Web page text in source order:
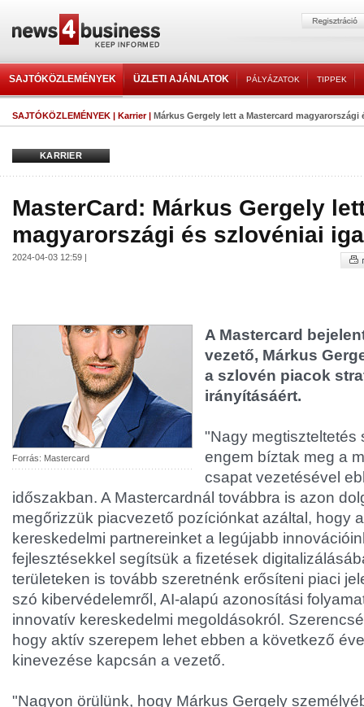
SAJTÓKÖZLEMÉNYEK ÜZLETI AJÁNLATOK PÁLYÁZATOK TIPPEK
SAJTÓKÖZLEMÉNYEK | Karrier| Márkus Gergely lett a Mastercard magyarországi
KARRIER
MasterCard: Márkus Gergely
magyarországi és szlovéniai
2024-04-03 12:59 |
Forrás: Mastercard
A Mastercard
vezető, Márkus
a szlovén piacok
irányításáért.
"Nagy megtiszteltetés
engem bíztak meg a
csapat vezetésével
időszakban. A Mastercardnál továbbra is azon
megőrizzük piacvezető pozíciónkat azáltal, hogy
kereskedelmi partnereinket a legújabb
fejlesztésekkel segítsük a fizetések
területeken is tovább szeretnénk erősíteni piaci
szó kibervédelemről, AI-alapú azonosítási
innovatív kereskedelmi megoldásokról.
hogy aktív szerepem lehet ebben a következő
kinevezése kapcsán a vezető.
"Nagyon örülünk, hogy Márkus Gergely